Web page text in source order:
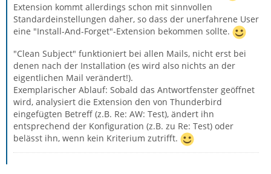
Extension kommt allerdings schon mit sinnvollen
Standardeinstellungen daher, so dass der unerfahrene User
eine "Install-And-Forget"-Extension bekommen sollte.
"Clean Subject" funktioniert bei allen Mails, nicht erst bei
denen nach der Installation (es wird also nichts an der
eigentlichen Mail verändert!).
Exemplarischer Ablauf: Sobald das Antwortfenster geöffnet
wird, analysiert die Extension den von Thunderbird
eingefügten Betreff (z.B. Re: AW: Test), ändert ihn
entsprechend der Konfiguration (z.B. zu Re: Test) oder
belässt ihn, wenn kein Kriterium zutrifft.